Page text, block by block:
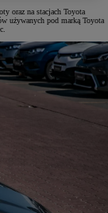
oraz na stacjach Toyota
używanych pod marką Toyota